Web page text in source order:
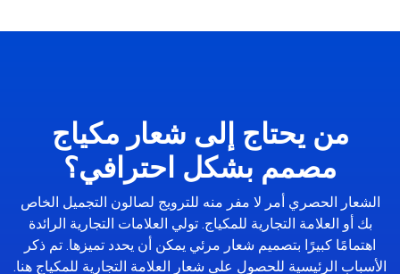
من يحتاج إلى شعار مكياج
مصمم بشكل احترافي؟
الشعار الحصري أمر لا مفر منه للترويج لصالون التجميل الخاص
بك أو العلامة التجارية للمكياج. تولي العلامات التجارية الرائدة
اهتمامًا كبيرًا بتصميم شعار مرئي يمكن أن يحدد تميزها. تم ذكر
الأسباب الرئيسية للحصول على شعار العلامة التجارية للمكياج هنا.